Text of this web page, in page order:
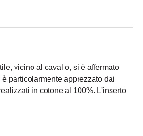
vicino al cavallo, si è affermato
particolarmente apprezzato dai
in cotone al 100%. L'inserto